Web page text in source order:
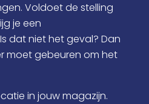
Voldoet de stelling
je een
dat niet het geval? Dan
moet gebeuren om het
in jouw magazijn.